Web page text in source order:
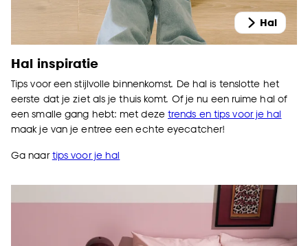
Hal
Hal inspiratie
Tips voor een stijlvolle binnenkomst. De hal is tenslotte het
eerste dat je ziet als je thuis komt. Of je nu een ruime hal of
een smalle gang hebt: met deze trends en tips voor je hal
maak je van je entree een echte eyecatcher!
Ga naartips voor je hal